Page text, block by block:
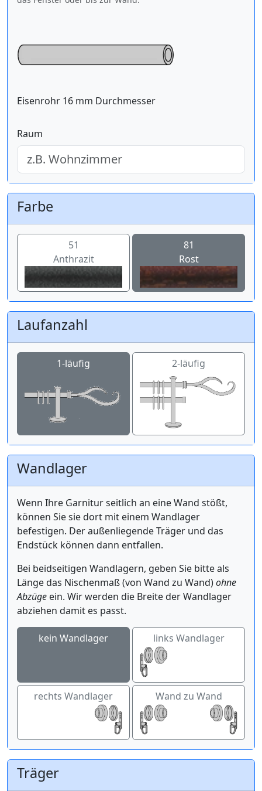
Eisenrohr 16 mm Durchmesser
Raum
Farbe
51
Anthrazit
81
Rost
Laufanzahl
1-läufig 2-läufig
Wandlager
Wenn Ihre Garnitur seitlich an eine Wand stößt,
können Sie sie dort mit einem Wandlager
befestigen. Der außenliegende Träger und das
Endstück können dann entfallen.
Bei beidseitigen Wandlagern, geben Sie bitte als
Länge das Nischenmaß (von Wand zu Wand)ohne
Abzüge ein. Wir werden die Breite der Wandlager
abziehen damit es passt.
kein Wandlager links Wandlager
rechts Wandlager Wand zu Wand
Träger